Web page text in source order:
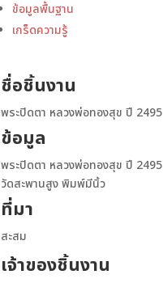
ข้อมูลพื้นฐาน
เกร็ดความรู้
ชื่อชิ้นงาน
พระปิดตา หลวงพ่อทองสุข ปี 2495
ข้อมูล
พระปิดตา หลวงพ่อทองสุข ปี 2495
วัดสะพานสูง พิมพ์มีนิ้ว
ที่มา
สะสม
เจ้าของชิ้นงาน